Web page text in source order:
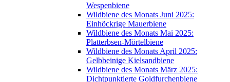
Wespenbiene
Wildbiene des Monats Juni 2025:
Einhöckrige Mauerbiene
Wildbiene des Monats Mai 2025:
Platterbsen-Mörtelbiene
Wildbiene des Monats April 2025:
Gelbbeinige Kielsandbiene
Wildbiene des Monats März 2025:
Dichtpunktierte Goldfurchenbiene